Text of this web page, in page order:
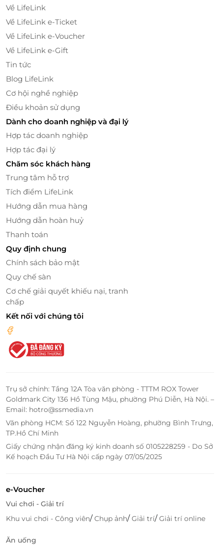
Voucher/e-Coupon
e-Voucher/e-Coupon không có giá trị quy đổi
thành tiền mặt, không trả lại tiền thừa
Không áp dụng đồng thời với chương trình
Mọi tiện nghi hiện đại đều được trang bị đầy đủ: TV
máy pha cà phê, và
tắm lớn cùng các sản phẩm chăm sóc cao cấp. Tất cả
cùng hòa quyện tạo nên
dưỡng đỉnh cao, chuẩn phong cách boutique hotel
4 sao quốc tế
Tiện nghi đẳng cấp – Dịch vụ chuyên nghiệp,
tận tâm
Không chỉ gây ấn tượng với không gian lưu trú tinh
tế,Hanoi Pearl Hotel
cao cấpđáp ứng mọi nhu cầu của du khách:
dạng, kết hợp tinh hoa ẩm thực Á – Âu.
Khu spa cao cấpgiúp bạn thư giãn tuyệt đối với
các liệu trình chăm sóc cơ thể chuyên nghiệp.
Phòng gym hiện đại, trang bị đầy đủ máy móc
giúp bạn duy trì thói quen luyện tập.
Phòng hội nghị – sự kiệnđược thiết kế trang
nhã, phù hợp cho các buổi họp hoặc gặp gỡ đối
Bên cạnh đó là
đáo và chuyên nghiệp
cầu của khách hàng với nụ cười hiếu khách và
rời đi đều lưu giữ ấn tượng tốt đẹp về
Về LifeLink
Về LifeLink e-Ticket
Về LifeLink e-Voucher
Về LifeLink e-Gift
Tin tức
Blog LifeLink
Cơ hội nghề nghiệp
Điều khoản sử dụng
Dành cho doanh nghiệp và đại lý
Hợp tác doanh nghiệp
Hợp tác đại lý
Chăm sóc khách hàng
Trung tâm hỗ trợ
Tích điểm LifeLink
Hướng dẫn mua hàng
Hướng dẫn hoàn huỷ
Thanh toán
Quy định chung
Chính sách bảo mật
Quy chế sàn
Cơ chế giải quyết khiếu nại, tranh
chấp
Kết nối với chúng tôi
Trụ sở chính: Tầng 12A Tòa văn phòng - TTTM ROX Tower
Goldmark City 136 Hồ Tùng Mậu, phường Phú Diễn, Hà Nội. –
Email: hotro@ssmedia.vn
Văn phòng HCM: Số 122 Nguyễn Hoàng, phường Bình Trưng,
TP.Hồ Chí Minh
Giấy chứng nhận đăng ký kinh doanh số 0105228259 - Do Sở
Kế hoạch Đầu Tư Hà Nội cấp ngày 07/05/2025
e-Voucher
Vui chơi - Giải trí
Khu vui chơi - Công viên/Chụp ảnh/Giải trí/Giải trí online
Ăn uống